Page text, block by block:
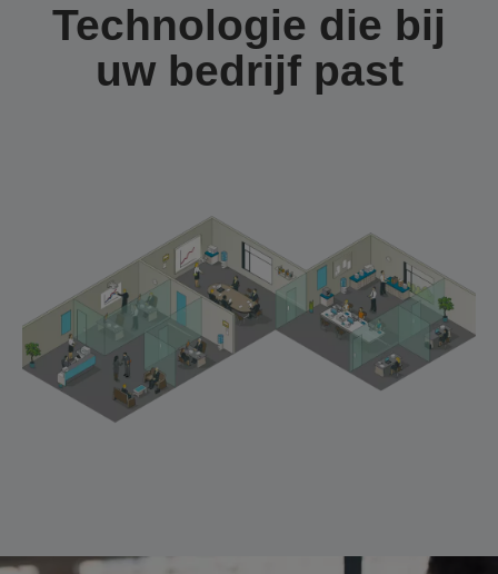
Technologie die bij
uw bedrijf past